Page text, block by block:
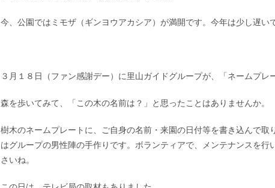
今、公園ではミモザ（ギンヨウアカシア）が満開です。今年は少し遅い
３月１８日（ファン感謝デー）に里山ガイドグループが、「ネームプレ
森を歩いてみて、「この木の名前は？」と思ったことはありませんか。
樹木のネームプレートに、ご自身の名前・来園の日付等を書き込んで取
はグループの男性陣の手作りです。ボランティアで、メンテナンスを
さいね。